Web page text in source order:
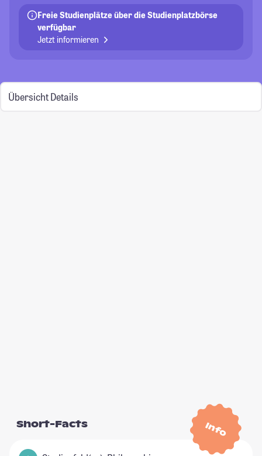
Freie Studienplätze über die Studienplatzbörse
verfügbar
Jetzt informieren
Übersicht Details
Info
Short-Facts